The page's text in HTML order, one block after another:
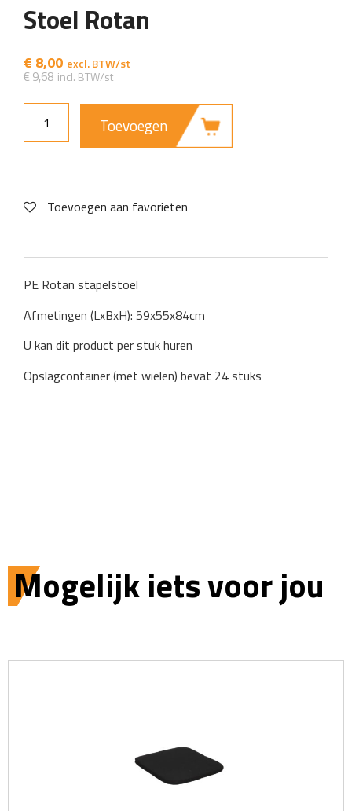
Stoel Rotan
€ 8,00
€ 9,68
Toevoegen
Toevoegen aan favorieten
PE Rotan stapelstoel
Afmetingen (LxBxH): 59x55x84cm
U kan dit product per stuk huren
Opslagcontainer (met wielen) bevat 24 stuks
Mogelijk iets voor jou